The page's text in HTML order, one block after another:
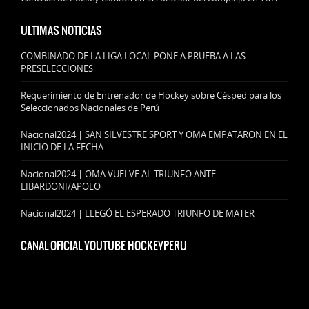
ULTIMAS NOTICIAS
COMBINADO DE LA LIGA LOCAL PONE A PRUEBA A LAS
PRESELECCIONES
Requerimiento de Entrenador de Hockey sobre Césped para los
Seleccionados Nacionales de Perú
Nacional2024 | SAN SILVESTRE SPORT Y OMA EMPATARON EN EL
INICIO DE LA FECHA
Nacional2024 | OMA VUELVE AL TRIUNFO ANTE
LIBARDONI/APOLO
Nacional2024 | LLEGÓ EL ESPERADO TRIUNFO DE MATER
CANAL OFICIAL YOUTUBE HOCKEYPERU